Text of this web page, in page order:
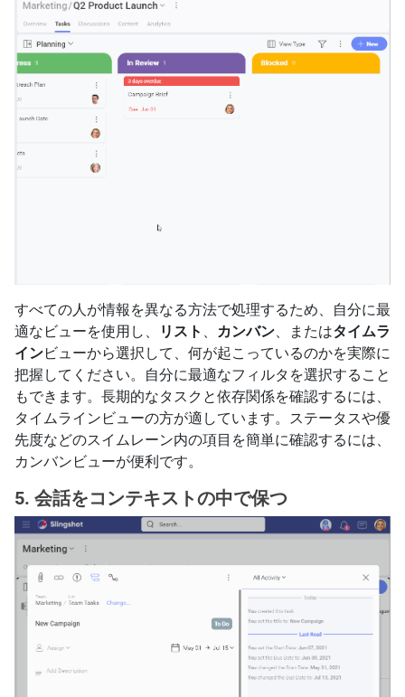
すべての人が情報を異なる方法で処理するため、自分に最
適なビューを使用し、
リスト カンバン 、またはタイムラ
インビューから選択して、何が起こっているのかを実際に
把握してください。自分に最適なフィルタを選択すること
もできます。長期的なタスクと依存関係を確認するには、
タイムラインビューの方が適しています。ステータスや優
先度などのスイムレーン内の項目を簡単に確認するには、
カンバンビューが便利です。
5. 会話をコンテキストの中で保つ